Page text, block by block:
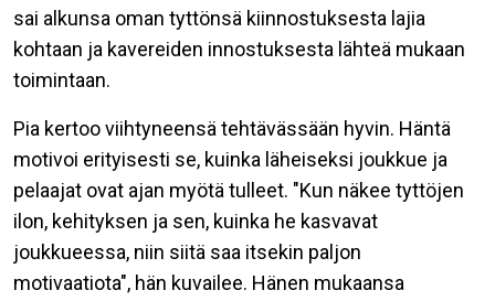
sai alkunsa oman tyttönsä kiinnostuksesta lajia
kohtaan ja kavereiden innostuksesta lähteä mukaan
toimintaan.
Pia kertoo viihtyneensä tehtävässään hyvin. Häntä
motivoi erityisesti se, kuinka läheiseksi joukkue ja
pelaajat ovat ajan myötä tulleet. "Kun näkee tyttöjen
ilon, kehityksen ja sen, kuinka he kasvavat
joukkueessa, niin siitä saa itsekin paljon
motivaatiota", hän kuvailee. Hänen mukaansa